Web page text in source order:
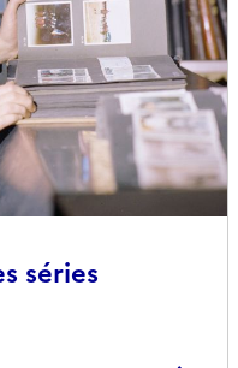
séries